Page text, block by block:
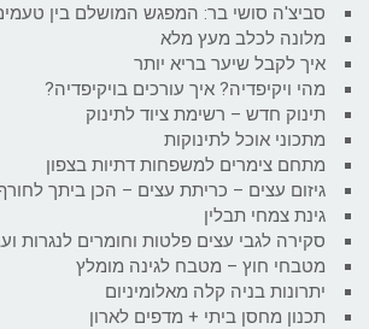
סביצ'ה סושי בר: המפגש המושלם בין
מלונה לכלב מעץ מלא
איך לקבל שיער בריא יותר
מהי ויקיפדיה? איך עורכים בויקיפדיה?
תינוק חדש – רשימת ציוד לתינוק
מתכוני אוכל לתינוקות
מתחם צימרים למשפחות דתיות בצפון
גיזום עצים – כריתת עצים – הכן ביתך
גינת צמחי תבלין
סקירה לגבי עצים פלטות וחומרים לנגרות
מטבחי חוץ – מטבח לגינה מומלץ
יתרונות בניה קלה מאלומיניום
תכנון מחסן ביתי + מדפים לארון